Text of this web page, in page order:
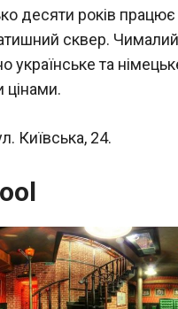
десяти років працює
сквер. Чималий
українське та
цінами.
Київська, 24.